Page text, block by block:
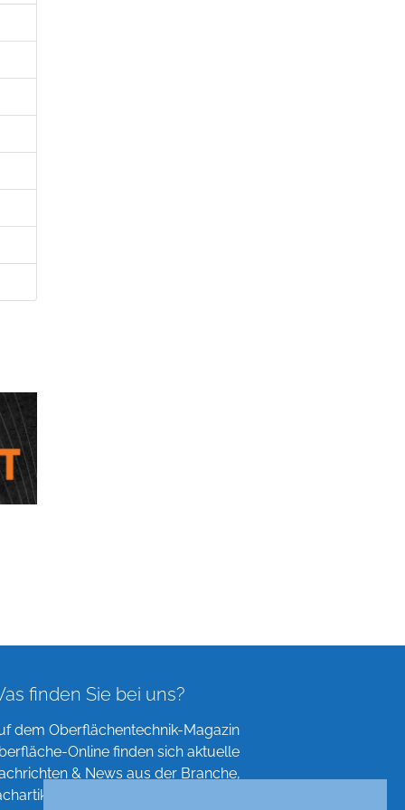
finden Sie bei uns?
dem Oberflächentechnik-Magazin
Online finden sich aktuelle
& News aus der Branche,
Verzeichnisse und mehr!